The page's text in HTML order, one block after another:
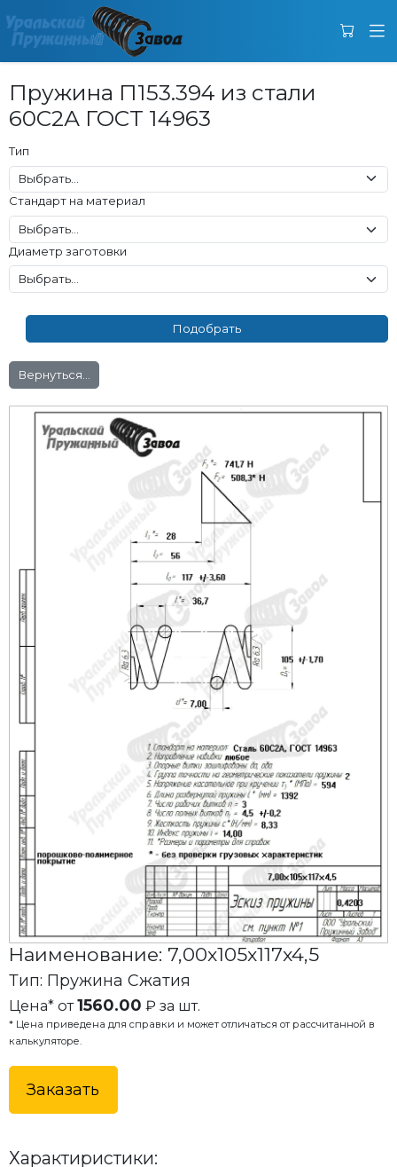
Пружина П153.394 из стали
60С2А ГОСТ 14963
Тип
Стандарт на материал
Диаметр заготовки
Вернуться...
Наименование: 7,00x105x117x4,5
Тип: Пружина Сжатия
Цена* от1560.00 ₽ за шт.
* Цена приведена для справки и может отличаться от рассчитанной в
калькуляторе.
Заказать
Характиристики: